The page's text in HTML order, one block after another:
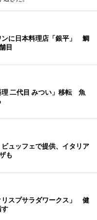
ンに日本料理店「銀平」 鯛
目
理 二代目 みつい」移転 魚
ュッフェで提供、イタリア
も
リスプサラダワークス」 健
す